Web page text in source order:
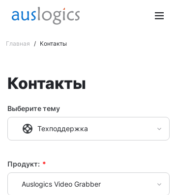
Главная / Контакты
Контакты
Выберите тему
Техподдержка
Продукт: *
Auslogics Video Grabber